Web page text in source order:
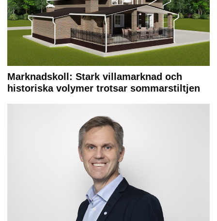
Marknadskoll: Stark villamarknad och
historiska volymer trotsar sommarstiltjen